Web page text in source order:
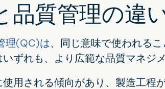
品質管理の違
理(QC)は、同じ意味で使われるこ
ずれも、より広範な品質マネジ
用される傾向があり、製造工程